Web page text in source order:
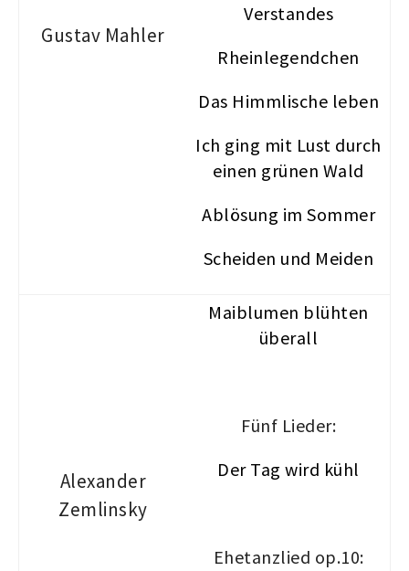
Gustav Mahler
Verstandes
Rheinlegendchen
Das Himmlische leben
Ich ging mit Lust durch
einen grünen Wald
Ablösung im Sommer
Scheiden und Meiden
Alexander
Zemlinsky
Maiblumen blühten
überall
Fünf Lieder:
Der Tag wird kühl
Ehetanzlied op.10: